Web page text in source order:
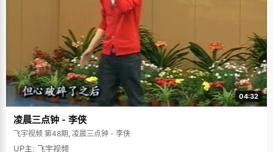
04:32
凌晨三点钟 - 李侠
飞宇视频 第48期, 凌晨三点钟 - 李侠
UP主: 飞宇视频